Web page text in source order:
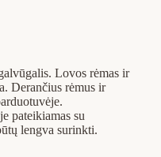
Lovos rėmas ir
Derančius rėmus ir
pateikiamas su
lengva surinkti.